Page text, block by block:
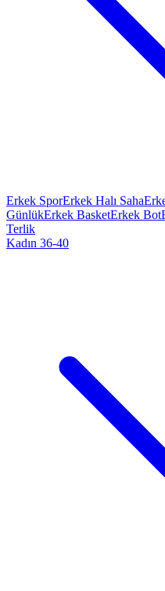
Erkek SporErkek Halı Saha
GünlükErkek BasketErkek Bot
Terlik
Kadın 36-40